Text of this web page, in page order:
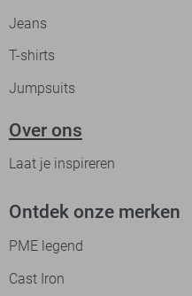
Jeans
T-shirts
Jumpsuits
Over ons
Laat je inspireren
Ontdek onze merken
PME legend
Cast Iron